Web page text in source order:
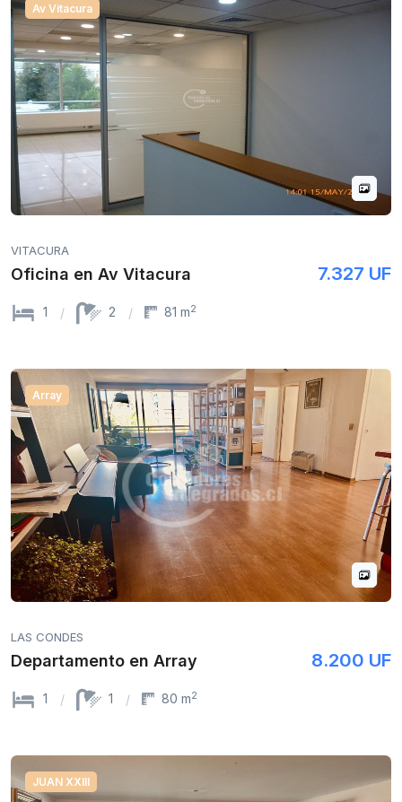
Av Vitacura
VITACURA
Oficina en Av Vitacura 7.327 UF
1 2 81 m2
Array
LAS CONDES
Departamento en Array 8.200 UF
1 1 80 m2
JUAN XXIII